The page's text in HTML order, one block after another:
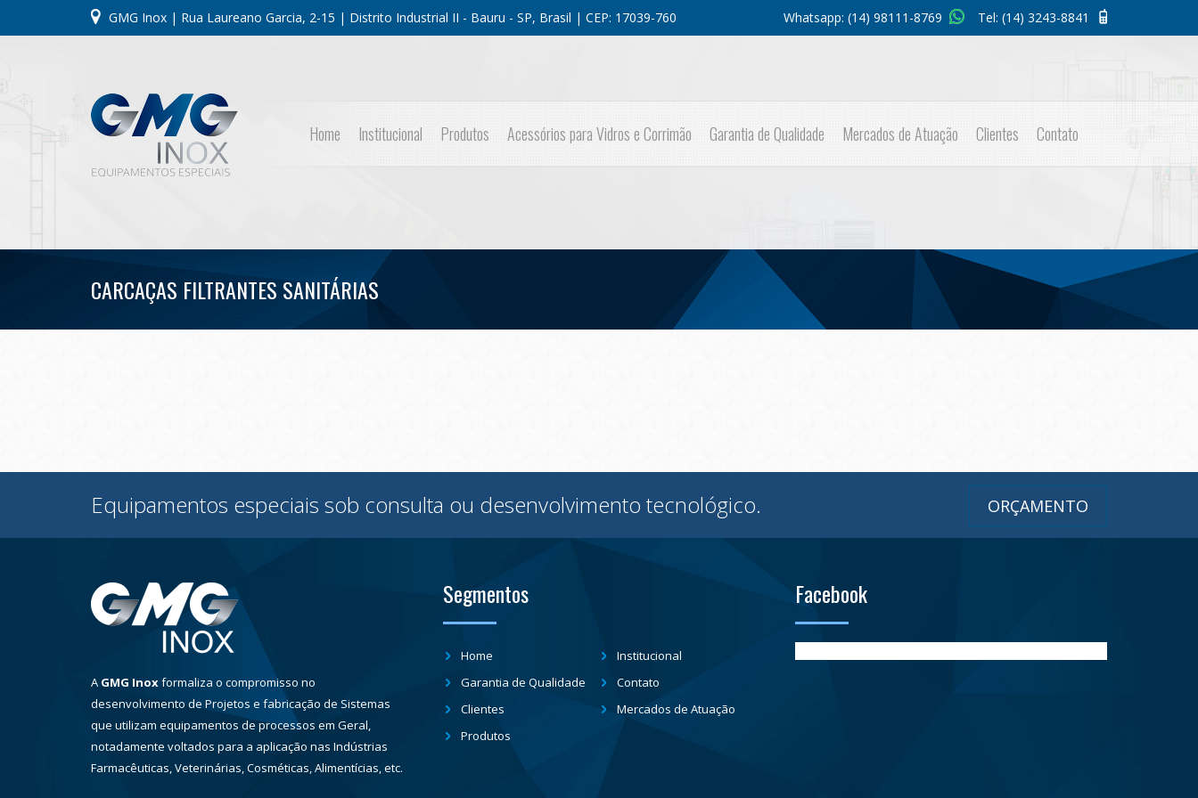
GMG Inox | Rua Laureano Garcia, 2-15 | Distrito Industrial II - Bauru - SP, Brasil | CEP: 17039-760 Tel: (14) 3243-8841
Whatsapp: (14) 98111-8769
Home Institucional Produtos Acessórios para Vidros e Corrimão Garantia de Qualidade Mercados de Atuação Clientes Contato
CARCAÇAS FILTRANTES SANITÁRIAS
Equipamentos especiais sob consulta ou desenvolvimento tecnológico. ORÇAMENTO
A GMG Inoxformaliza o compromisso no
desenvolvimento de Projetos e fabricação de Sistemas
que utilizam equipamentos de processos em Geral,
notadamente voltados para a aplicação nas Indústrias
Farmacêuticas, Veterinárias, Cosméticas, Alimentícias, etc.
Segmentos
Home
Institucional
Garantia de Qualidade
Contato
Clientes
Mercados de Atuação
Produtos
Facebook